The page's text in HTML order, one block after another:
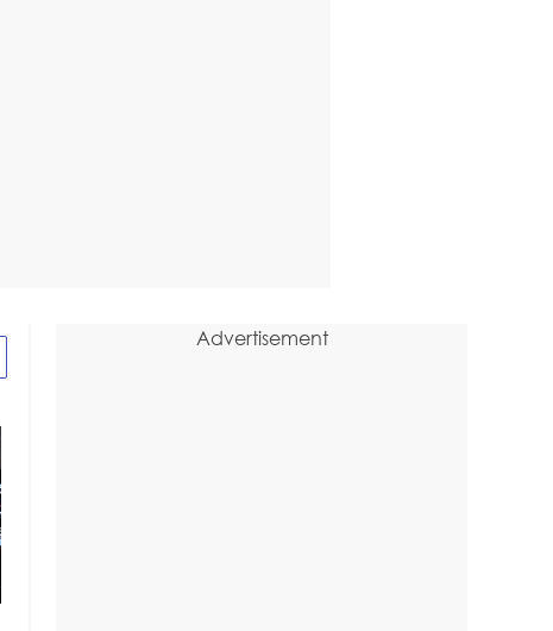
Advertisement